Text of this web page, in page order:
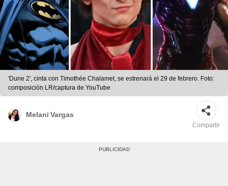
'Dune 2', cinta con Timothée Chalamet, se estrenará el 29 de febrero. Foto:
composición LR/captura de YouTube
Melani Vargas
Compartir